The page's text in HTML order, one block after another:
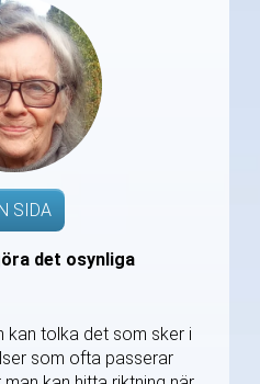
SIDA
det osynliga
kan tolka det som sker i
som ofta passerar